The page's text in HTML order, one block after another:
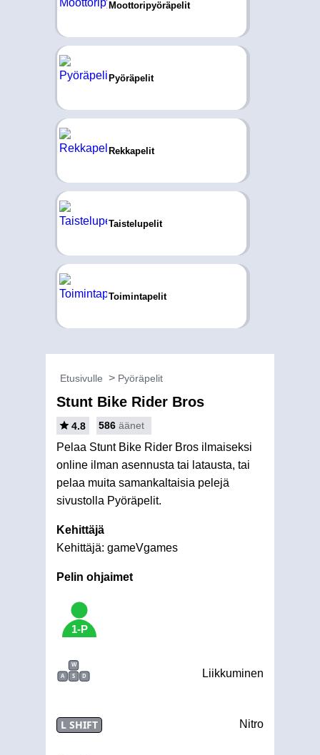
Moottoripyöräpelit
Pyöräpelit
Rekkapelit
Taistelupelit
Toimintapelit
Etusivulle Pyöräpelit
Stunt Bike Rider Bros
4.8 586 äänet
Pelaa Stunt Bike Rider Bros ilmaiseksi
online ilman asennusta tai latausta, tai
pelaa muita samankaltaisia pelejä
sivustolla Pyöräpelit.
Kehittäjä
Kehittäjä: gameVgames
Pelin ohjaimet
1-P
W
A
S D Liikkuminen
L SHIFT Nitro